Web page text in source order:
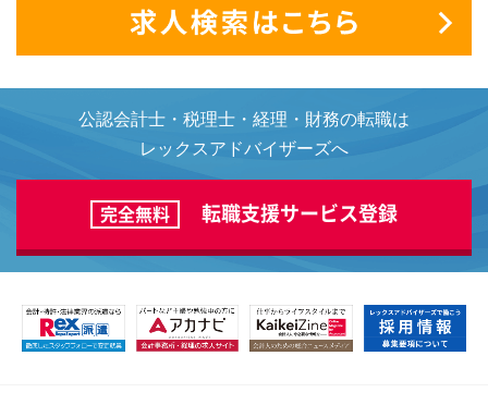
公認会計士・税理士・経理・財務の転職は
レックスアドバイザーズへ
完全無料 転職支援サービス登録